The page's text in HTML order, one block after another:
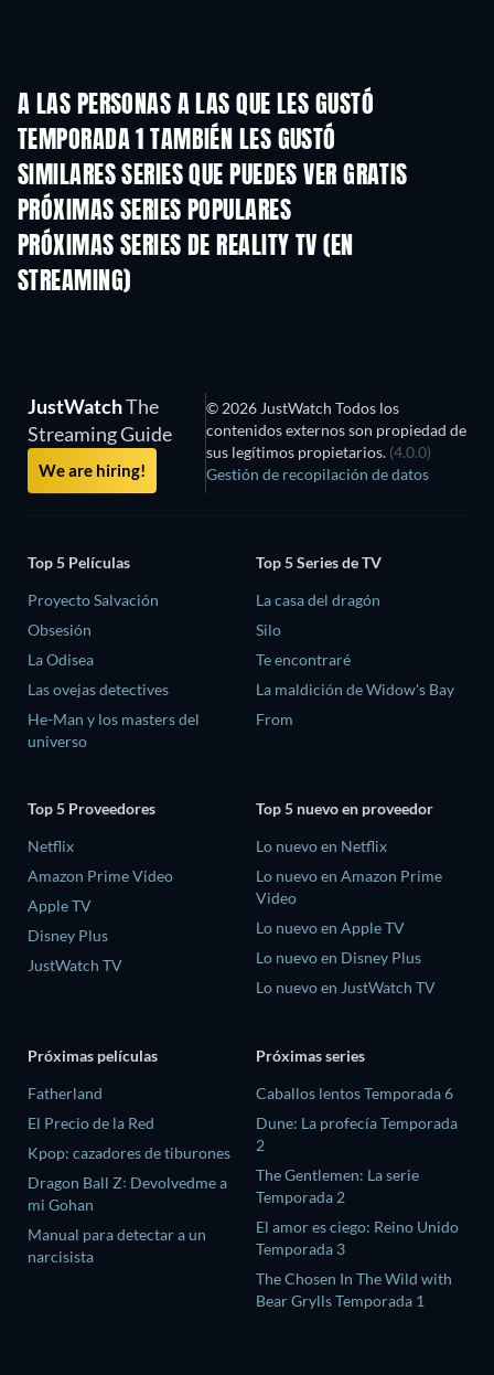
A LAS PERSONAS A LAS QUE LES GUSTÓ
TEMPORADA 1 TAMBIÉN LES GUSTÓ
TV
SIMILARES SERIES QUE PUEDES VER GRATIS
PRÓXIMAS SERIES POPULARES
TV
PRÓXIMAS SERIES DE REALITY TV (EN
STREAMING)Temporada 3
JustWatchThe
Streaming Guide
We are hiring!
© 2026 JustWatch Todos los
contenidos externos son propiedad de
sus legítimos propietarios. (4.0.0)
Gestión de recopilación de datos
Top 5 Películas
Proyecto Salvación
Obsesión
La Odisea
Las ovejas detectives
He-Man y los masters del
universo
Top 5 Series de TV
La casa del dragón
Silo
Te encontraré
La maldición de Widow's Bay
From
Top 5 Proveedores
Netflix
Amazon Prime Video
Apple TV
Disney Plus
JustWatch TV
Top 5 nuevo en proveedor
Lo nuevo en Netflix
Lo nuevo en Amazon Prime
Video
Lo nuevo en Apple TV
Lo nuevo en Disney Plus
Lo nuevo en JustWatch TV
Próximas películas
Fatherland
El Precio de la Red
Kpop: cazadores de tiburones
Dragon Ball Z꞉ Devolvedme a
mi Gohan
Manual para detectar a un
narcisista
Próximas series
Caballos lentos Temporada 6
Dune: La profecía Temporada
2
The Gentlemen: La serie
Temporada 2
El amor es ciego: Reino Unido
Temporada 3
The Chosen In The Wild with
Bear Grylls Temporada 1